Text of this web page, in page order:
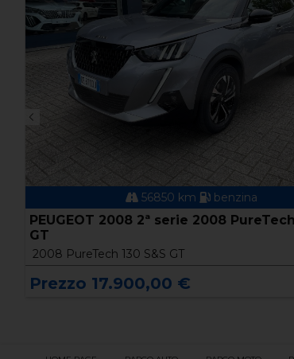
56850 km benzina
PEUGEOT 2008 2ª serie 2008
GT
2008 PureTech 130 S&S GT
Prezzo 17.900,00 €